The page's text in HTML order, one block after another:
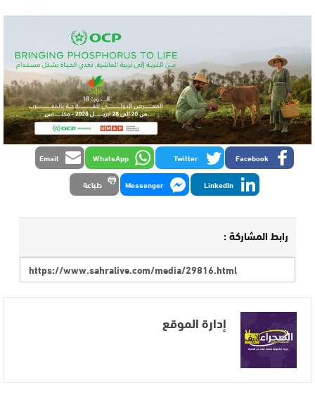
Facebook
Twitter
WhatsApp
Email
LinkedIn
Messenger طباعة
رابط المشاركة :
إدارة الموقع